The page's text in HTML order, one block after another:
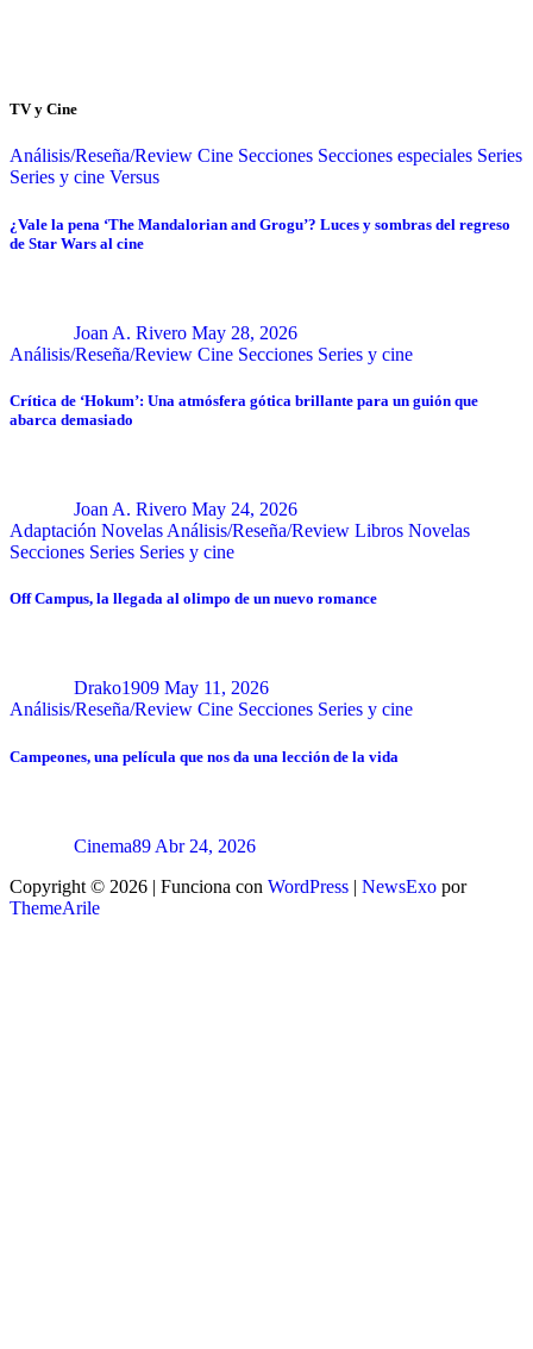
TV y Cine
Análisis/Reseña/Review Cine Secciones Secciones especiales Series
Series y cine Versus
¿Vale la pena ‘The Mandalorian and Grogu’? Luces y sombras del regreso
de Star Wars al cine
Joan A. Rivero May 28, 2026
Análisis/Reseña/Review Cine Secciones Series y cine
Crítica de ‘Hokum’: Una atmósfera gótica brillante para un guión que
abarca demasiado
Joan A. Rivero May 24, 2026
Adaptación Novelas Análisis/Reseña/Review Libros Novelas
Secciones Series Series y cine
Off Campus, la llegada al olimpo de un nuevo romance
Drako1909 May 11, 2026
Análisis/Reseña/Review Cine Secciones Series y cine
Campeones, una película que nos da una lección de la vida
Cinema89 Abr 24, 2026
Copyright © 2026 | Funciona con WordPress | NewsExo por
ThemeArile